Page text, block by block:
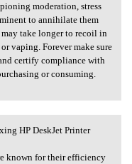
moderation, stress
to annihilate them
may take longer to recoil in
vaping. Forever make sure
certify compliance with
or consuming.
HP
HP DeskJet Printer
known for their efficiency